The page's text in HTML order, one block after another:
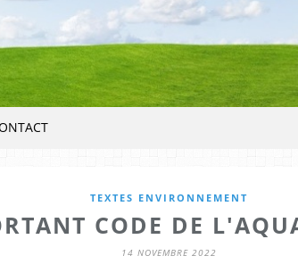
TEXTES ENVIRONNEMENT
CODE DE
14 NOVEMBRE 2022